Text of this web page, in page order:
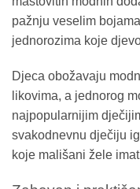
pažnju veselim
jednorozima koje
Djeca obožavaju
likovima, a jednorog
najpopularnijim
svakodnevnu dječiju
koje mališani žele